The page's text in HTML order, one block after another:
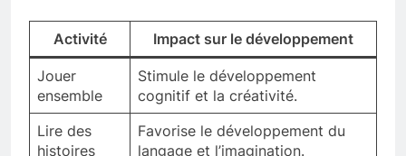
Activité Impact sur le développement
Jouer
ensemble
Stimule le développement
cognitif et la créativité.
Lire des
histoires
Favorise le développement du
langage et l’imagination.